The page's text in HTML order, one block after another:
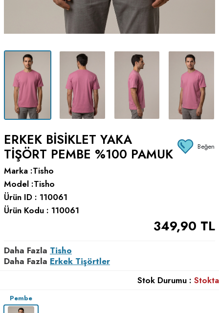
ERKEK BISIKLET YAKA
TIŞÖRT PEMBE %100 PAMUK
Beğen
Marka :Tisho
Model :Tisho
Ürün ID : 110061
Ürün Kodu : 110061
349,90 TL
Daha Fazla Tisho
Daha Fazla Erkek Tişörtler
Stok Durumu : Stokta
Pembe